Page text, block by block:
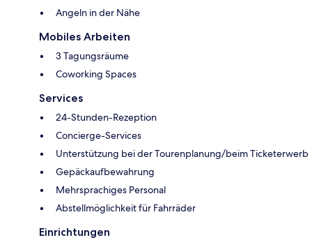
Angeln in der Nähe
Mobiles Arbeiten
3 Tagungsräume
Coworking Spaces
Services
24-Stunden-Rezeption
Concierge-Services
Unterstützung bei der Tourenplanung/beim Ticketerwerb
Gepäckaufbewahrung
Mehrsprachiges Personal
Abstellmöglichkeit für Fahrräder
Einrichtungen